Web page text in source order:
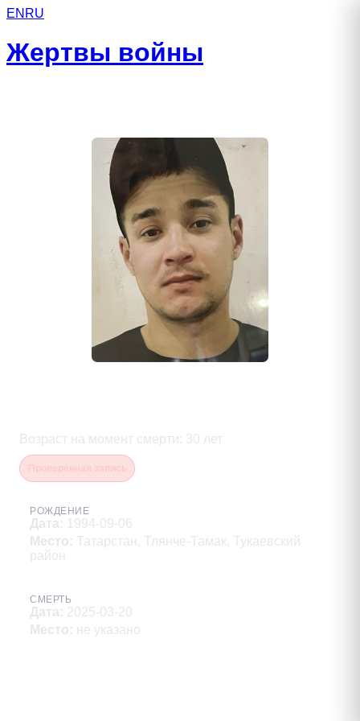
EN RU
Жертвы войны
Возраст на момент смерти : 30 лет
РОЖДЕНИЕ
Дата: 1994-09-06
Место: Татарстан, Тлянче-Тамак, Тукаевский
район
СМЕРТЬ
Дата: 2025-03-20
Место: не указано